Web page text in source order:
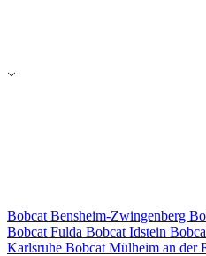
Bobcat Bensheim-Zwingenberg
Bobcat Fulda Bobcat Idstein
Karlsruhe Bobcat Mülheim an der